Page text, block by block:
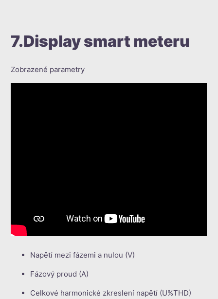
7.Display smart meteru
Zobrazené parametry
Napětí mezi fázemi a nulou (V)
Fázový proud (A)
Celkové harmonické zkreslení napětí (U%THD)